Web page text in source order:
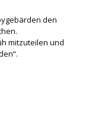
den
mitzuteilen und